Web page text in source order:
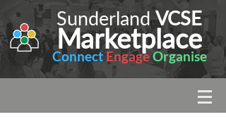
Marketplace
SunderlandVCSE
ConnectEngageOrganise